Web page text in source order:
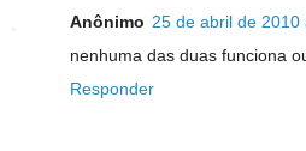
Anônimo 25 de abril de 2010
nenhuma das duas funciona
Responder